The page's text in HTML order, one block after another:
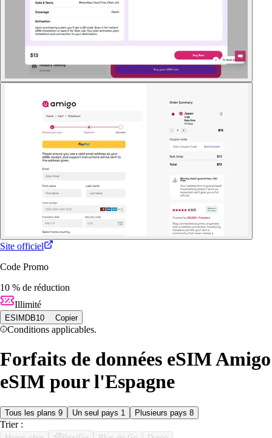
Site officiel
Code Promo
10 % de réduction
Illimité
ESIMDB10 Copier
Conditions applicables.
Forfaits de données eSIM Amigo
eSIM pour l'Espagne
Tous les plans 9 Un seul pays 1 Plusieurs pays 8
Trier :